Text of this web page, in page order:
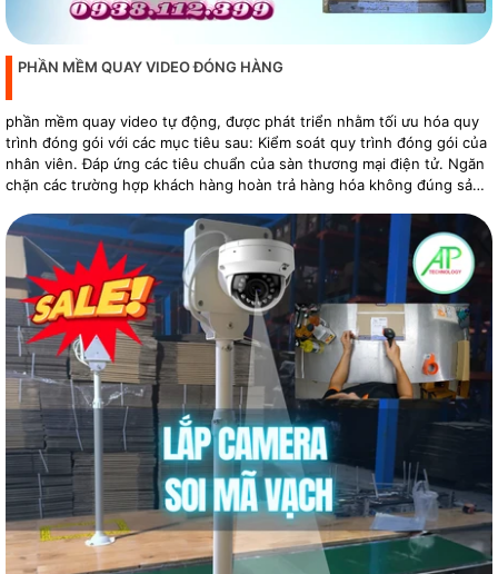
PHẦN MỀM QUAY VIDEO ĐÓNG HÀNG
phần mềm quay video tự động, được phát triển nhằm tối ưu hóa quy
trình đóng gói với các mục tiêu sau: Kiểm soát quy trình đóng gói của
nhân viên. Đáp ứng các tiêu chuẩn của sàn thương mại điện tử. Ngăn
chặn các trường hợp khách hàng hoàn trả hàng hóa không đúng sản